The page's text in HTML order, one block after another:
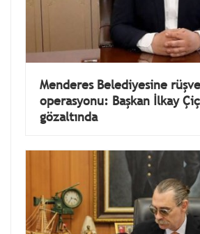
Menderes Belediyesine
operasyonu: Başkan İlkay
gözaltında